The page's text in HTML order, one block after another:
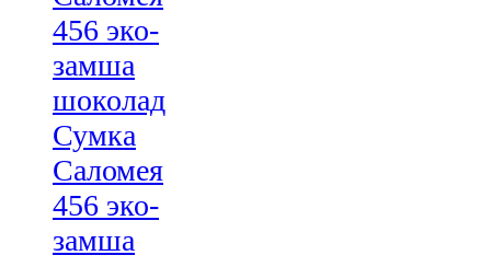
Сумка
Саломея
456 эко-
замша